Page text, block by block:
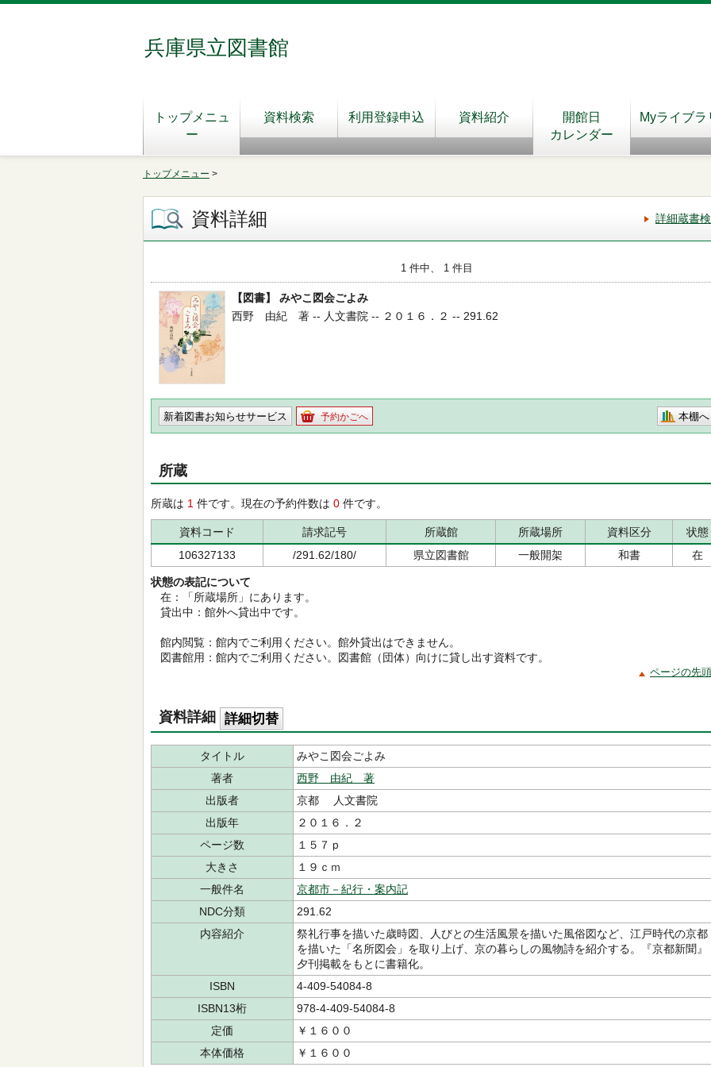
兵庫県立図書館
トップメニュ
ー
資料検索 利用登録申込 資料紹介
開館日
カレンダー
Myライブラ
トップメニュー >
資料詳細 詳細蔵書
1 件中、 1 件目
【図書】 みやこ図会ごよみ
西野 由紀 著 -- 人文書院 -- ２０１６．２ -- 291.62
新着図書お知らせサービス 予約かごへ 本棚へ
所蔵
所蔵は 1 件です。現在の予約件数は 0 件です。
資料コード 請求記号 所蔵館 所蔵場所 資料区分
状態
106327133
/291.62/180/ 県立図書館 一般開架 和書 在
状態の表記について
在：「所蔵場所」にあります。
貸出中：館外へ貸出中です。
館内閲覧：館内でご利用ください。館外貸出はできません。
図書館用：館内でご利用ください。図書館（団体）向けに貸し出す資料です。
ページの先
資料詳細 詳細切替
タイトル
みやこ図会ごよみ
著者
西野 由紀 著
出版者
京都 人文書院
出版年
２０１６．２
ページ数
１５７ｐ
大きさ
１９ｃｍ
一般件名
京都市－紀行・案内記
NDC分類
291.62
内容紹介
祭礼行事を描いた歳時図、人びとの生活風景を描いた風俗図など、江戸時代の京都
を描いた「名所図会」を取り上げ、京の暮らしの風物詩を紹介する。『京都新聞』
夕刊掲載をもとに書籍化。
ISBN
4-409-54084-8
ISBN13桁
978-4-409-54084-8
定価
￥１６００
本体価格
￥１６００